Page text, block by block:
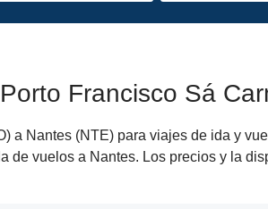
Francisco Sá
a Nantes (NTE) para viajes de ida y
de vuelos a Nantes. Los precios y la